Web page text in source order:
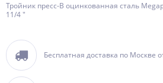
Тройник пресс-В оцинкованная сталь
11/4 "
Бесплатная доставка по Москве